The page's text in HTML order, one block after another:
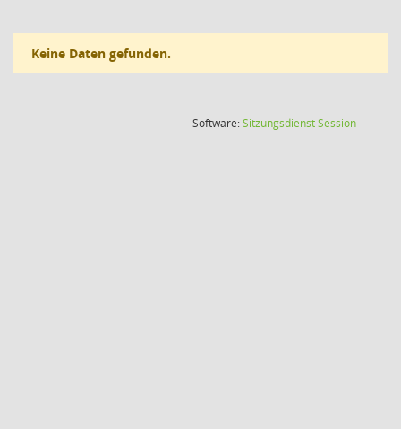
Keine Daten gefunden.
Software:SitzungsdienstSession(Wird in